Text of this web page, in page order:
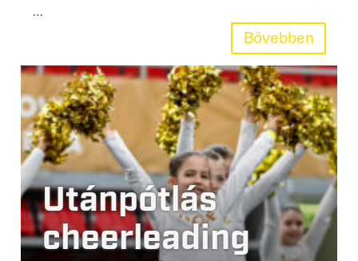
…
Bővebben
Utánpótlás
cheerleading